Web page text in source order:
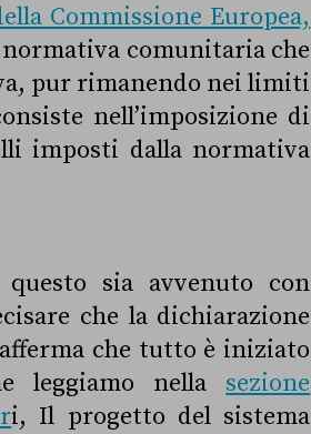
Commissione Europea,
comunitaria che
pur rimanendo nei limiti
nell’imposizione di
imposti dalla normativa
questo sia avvenuto con
che la dichiarazione
che tutto è iniziato
leggiamo nella sezione
i, Il progetto del sistema